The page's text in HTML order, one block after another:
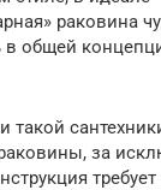
раковина
в общей
такой
за